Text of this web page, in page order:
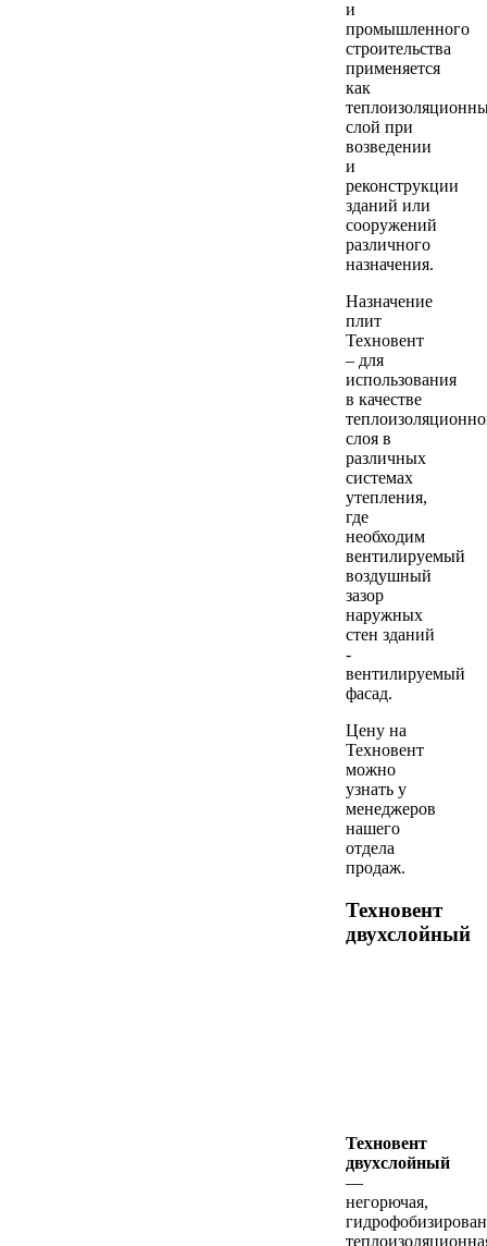
и
промышленного
строительства
применяется
как
слой при
возведении
и
реконструкции
зданий или
сооружений
различного
назначения.
Назначение
плит
Техновент
– для
использования
в качестве
слоя в
различных
системах
утепления,
где
необходим
вентилируемый
воздушный
зазор
наружных
стен зданий
-
вентилируемый
фасад.
Цену на
Техновент
можно
узнать у
менеджеров
нашего
отдела
продаж.
Техновент
двухслойный
Техновент
двухслойный
—
негорючая,